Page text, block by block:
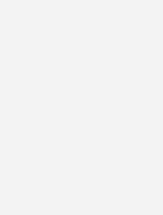
RLT-Planungssoftware